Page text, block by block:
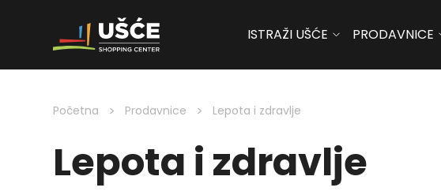
Skip to content
ISTRAŽI UŠĆE PRODAVNICE
Početna > Prodavnice > Lepota i zdravlje
Lepota i zdravlje